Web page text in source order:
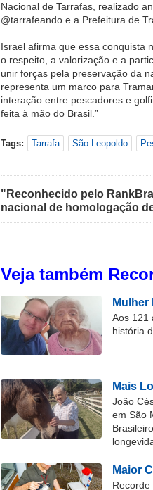
Nacional de Tarrafas, realizado
@tarrafeando e a Prefeitura de
Israel afirma que essa conquista
o respeito, a valorização e a
unir forças pela preservação da
representa um marco para
interação entre pescadores e
feita à mão do Brasil.”
Tags: Tarrafa São Leopoldo
"Reconhecido pelo
nacional de homologação
Veja também
Mulher
Aos 121
história
Mais
João
em São
Maior